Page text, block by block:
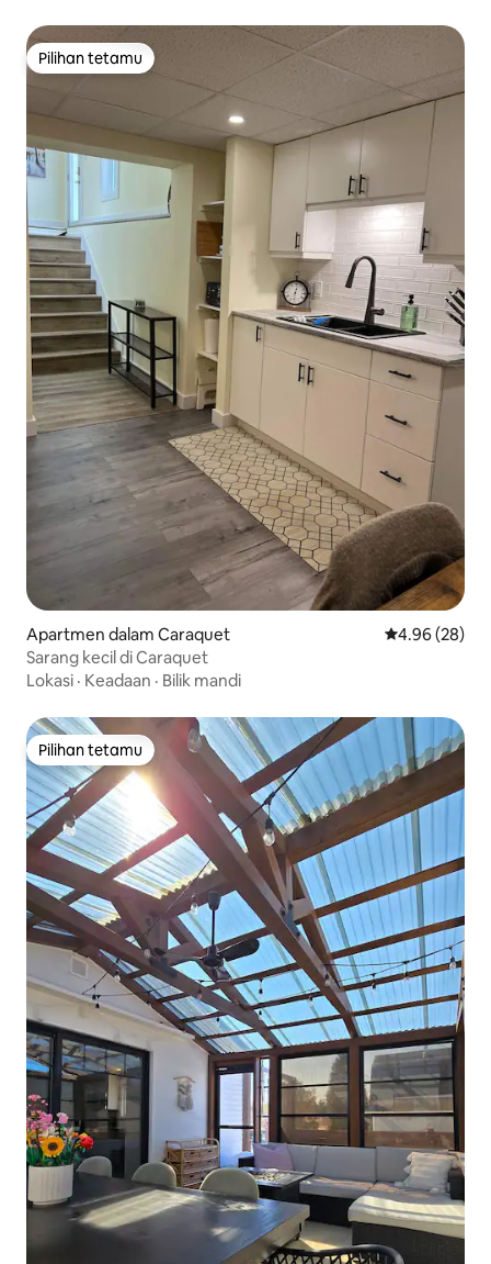
Pilihan tetamu
Pilihan tetamu
Apartmen dalam Caraquet Penarafan
4.96 (28)
Sarang kecil di Caraquet
Lokasi · Keadaan · Bilik mandi
Pilihan tetamu
Pilihan tetamu